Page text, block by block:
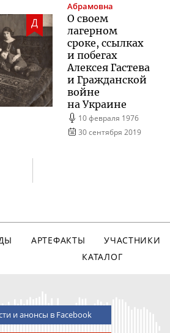
Д
Абрамовна
О своем
лагерном
сроке, ссылках
и побегах
Алексея Гастева
и Гражданской
войне
на Украине
10 февраля 1976
30 сентября 2019
АРТЕФАКТЫ
УЧАСТНИКИ
КАТАЛОГ
и анонсы в Facebook